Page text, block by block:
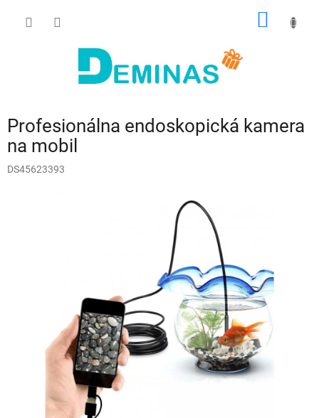
Profesionálna endoskopická kamera
na mobil
DS45623393